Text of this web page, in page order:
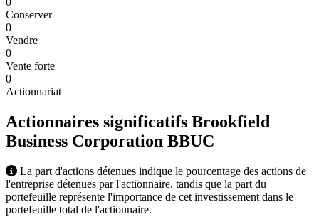
Conserver
0
Vendre
0
Vente forte
0
Actionnariat
Actionnaires significatifs Brookfield
Business Corporation BBUC
La part d'actions détenues indique le pourcentage des actions de
l'entreprise détenues par l'actionnaire, tandis que la part du
portefeuille représente l'importance de cet investissement dans le
portefeuille total de l'actionnaire.